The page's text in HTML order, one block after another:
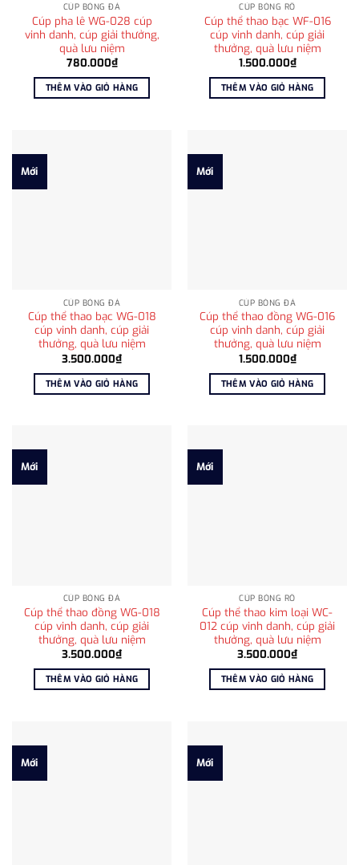
CÚP BÓNG ĐÁ
Cúp pha lê WG-028 cúp
vinh danh, cúp giải thưởng,
quà lưu niệm
780.000₫
THÊM VÀO GIỎ HÀNG
CÚP BÓNG RỔ
Cúp thể thao bạc WF-016
cúp vinh danh, cúp giải
thưởng, quà lưu niệm
1.500.000₫
THÊM VÀO GIỎ HÀNG
Mới
CÚP BÓNG ĐÁ
Cúp thể thao bạc WG-018
cúp vinh danh, cúp giải
thưởng, quà lưu niệm
3.500.000₫
THÊM VÀO GIỎ HÀNG
Mới
CÚP BÓNG ĐÁ
Cúp thể thao đồng WG-016
cúp vinh danh, cúp giải
thưởng, quà lưu niệm
1.500.000₫
THÊM VÀO GIỎ HÀNG
Mới
CÚP BÓNG ĐÁ
Cúp thể thao đồng WG-018
cúp vinh danh, cúp giải
thưởng, quà lưu niệm
3.500.000₫
THÊM VÀO GIỎ HÀNG
Mới
CÚP BÓNG RỔ
Cúp thể thao kim loại WC-
012 cúp vinh danh, cúp giải
thưởng, quà lưu niệm
3.500.000₫
THÊM VÀO GIỎ HÀNG
Mới Mới